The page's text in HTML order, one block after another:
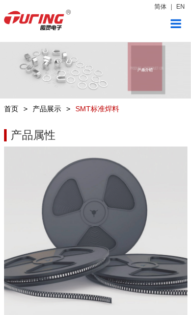
简体 EN
联
首页 > 产品展示 > SMT标准焊料
产品属性